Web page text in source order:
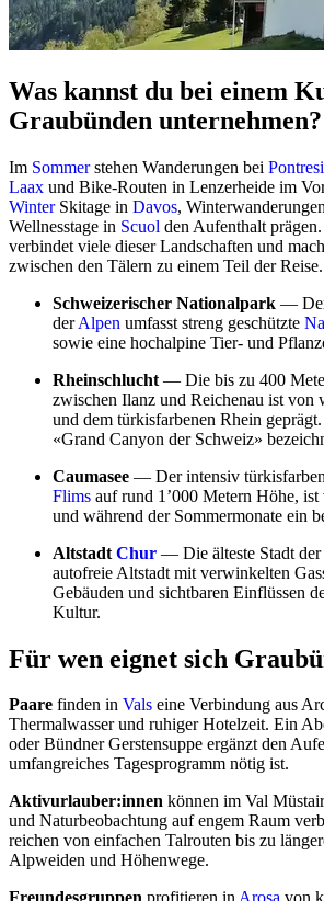
Was kannst du bei einem
Graubünden unternehmen?
Im Sommerstehen Wanderungen bei
Laax und Bike-Routen in Lenzerheide im
WinterSkitage in Davos,
Wellnesstage in Scuol den Aufenthalt
verbindet viele dieser Landschaften und
zwischen den Tälern zu einem Teil der Reise.
Schweizerischer Nationalpark — Der
derAlpen umfasst streng geschützte
sowie eine hochalpine Tier- und
Rheinschlucht — Die bis zu 400
zwischen Ilanz und Reichenau ist von
und dem türkisfarbenen Rhein
«Grand Canyon der Schweiz»
Caumasee — Der intensiv
Flims auf rund 1’000 Metern Höhe,
und während der Sommermonate ein
Altstadt Chur — Die älteste Stadt der
autofreie Altstadt mit verwinkelten
Gebäuden und sichtbaren Einflüssen
Kultur.
Für wen eignet sich
Paare finden in Vals eine Verbindung aus
Thermalwasser und ruhiger Hotelzeit. Ein
oder Bündner Gerstensuppe ergänzt den
umfangreiches Tagesprogramm nötig ist.
Aktivurlauber:innen können im Val
und Naturbeobachtung auf engem Raum
reichen von einfachen Talrouten bis zu
Alpweiden und Höhenwege.